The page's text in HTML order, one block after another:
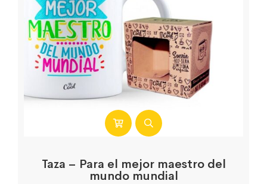
Taza – Para el mejor maestro del
mundo mundial